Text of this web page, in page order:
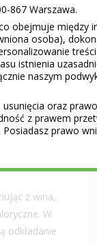
może
który
Takie
pijemy nie
z wina,
W
odkładanie
867 Warszawa.
obejmuje między
osoba),
istnienia
naszym
oraz
z prawem
prawo